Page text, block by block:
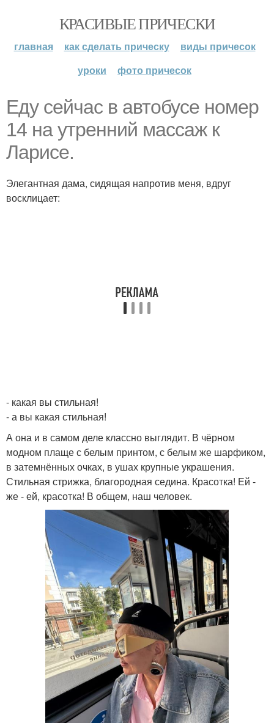
КРАСИВЫЕ ПРИЧЕСКИ
главная как сделать прическу
виды причесок
уроки
фото причесок
Еду сейчас в автобусе номер
14 на утренний массаж к
Ларисе.
Элегантная дама, сидящая напротив меня, вдруг
восклицает:
- какая вы стильная!
- а вы какая стильная!
А она и в самом деле классно выглядит. В чёрном
модном плаще с белым принтом, с белым же шарфиком,
в затемнённых очках, в ушах крупные украшения.
Стильная стрижка, благородная седина. Красотка! Ей -
же - ей, красотка! В общем, наш человек.